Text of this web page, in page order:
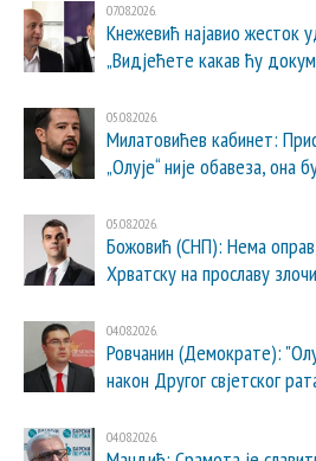
07.08.2026.
Кнежевић најавио жесток
„Видјећете какав ћу
05.08.2026.
Милатовићев кабинет:
„Олује“ није обавеза, она
05.08.2026.
Божовић (СНП): Нема
Хрватску на прославу
04.08.2026.
Ровчанин (Демократе):
након Другог свјетског
04.08.2026.